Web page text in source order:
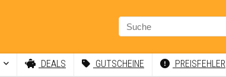
DEALS GUTSCHEINE PREISFEHLER